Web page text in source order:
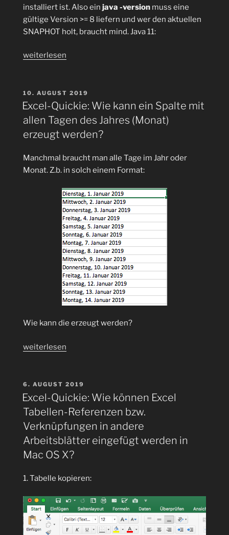
installiert ist. Also ein java -version muss eine
gültige Version >= 8 liefern und wer den aktuellen
SNAPHOT holt, braucht mind. Java 11:
„Internet
Links
in
Excel-
in
5
Minuten
de.wenzlaff.linkchecker“
weiterlesen
VERÖFFENTLICHT
AM
10. AUGUST 2019
Excel-Quickie: Wie kann ein Spalte mit
allen Tagen des Jahres (Monat)
erzeugt werden?
Manchmal braucht man alle Tage im Jahr oder
Monat. Z.b. in solch einem Format:
Wie kann die erzeugt werden?
„Excel-
kann
ein
Spalte
mit
allen
Tagen
des
(Monat)
werden?“
weiterlesen
VERÖFFENTLICHT
AM
6. AUGUST 2019
Excel-Quickie: Wie können Excel
Tabellen-Referenzen bzw.
Verknüpfungen in andere
Arbeitsblätter eingefügt werden in
Mac OS X?
1. Tabelle kopieren: